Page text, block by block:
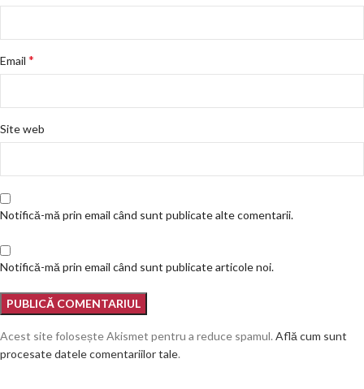
Email *
Site web
Notifică-mă prin email când sunt publicate alte comentarii.
Notifică-mă prin email când sunt publicate articole noi.
Acest site folosește Akismet pentru a reduce spamul. Află cum sunt
procesate datele comentariilor tale.